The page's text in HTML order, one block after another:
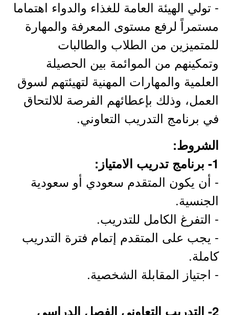
- تولي الهيئة العامة للغذاء والدواء اهتماما
مستمراً لرفع مستوى المعرفة والمهارة
للمتميزين من الطلاب والطالبات
وتمكينهم من الموائمة بين الحصيلة
العلمية والمهارات المهنية لتهيئتهم لسوق
العمل، وذلك بإعطائهم الفرصة للالتحاق
في برنامج التدريب التعاوني.
الشروط:
1- برنامج تدريب الامتياز:
- أن يكون المتقدم سعودي أو سعودية
الجنسية.
- التفرغ الكامل للتدريب.
- يجب على المتقدم إتمام فترة التدريب
كاملة.
- اجتياز المقابلة الشخصية.
2- التدريب التعاوني الفصل الدراسي